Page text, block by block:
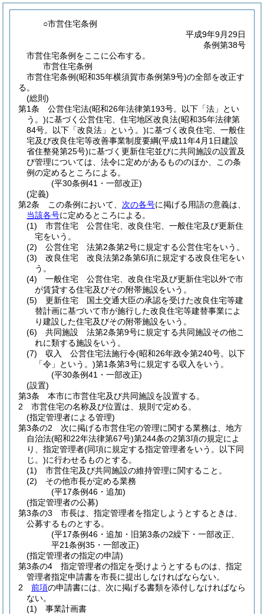
○市営住宅条例
平成9年9月29日
条例第38号
市営住宅条例をここに公布する。
市営住宅条例
市営住宅条例(昭和35年横須賀市条例第9号)の全部を改正す
る。
(総則)
第1条
公営住宅法(昭和26年法律第193号。以下「法」とい
う。)に基づく公営住宅、住宅地区改良法(昭和35年法律第
84号。以下「改良法」という。)に基づく改良住宅、一般住
宅及び改良住宅等改善事業制度要綱(平成11年4月1日建設
省住整発第25号)に基づく更新住宅並びに共同施設の設置及
び管理については、法令に定めがあるもののほか、この条
例の定めるところによる。
(平30条例41・一部改正)
(定義)
第2条
この条例において、 次の各号に掲げる用語の意義は、
当該各号に定めるところによる。
(1)
市営住宅 公営住宅、改良住宅、一般住宅及び更新住
宅をいう。
(2)
公営住宅 法第2条第2号に規定する公営住宅をいう。
(3)
改良住宅 改良法第2条第6項に規定する改良住宅をい
う。
(4)
一般住宅 公営住宅、改良住宅及び更新住宅以外で市
が賃貸する住宅及びその附帯施設をいう。
(5)
更新住宅 国土交通大臣の承認を受けた改良住宅等建
替計画に基づいて市が施行した改良住宅等建替事業によ
り建設した住宅及びその附帯施設をいう。
(6)
共同施設 法第2条第9号に規定する共同施設その他こ
れに類する施設をいう。
(7)
収入 公営住宅法施行令(昭和26年政令第240号。以下
「令」という。)第1条第3号に規定する収入をいう。
(平30条例41・一部改正)
(設置)
第3条
本市に市営住宅及び共同施設を設置する。
2
市営住宅の名称及び位置は、規則で定める。
(指定管理者による管理)
第3条の2
次に掲げる市営住宅の管理に関する業務は、地方
自治法(昭和22年法律第67号)第244条の2第3項の規定によ
り、指定管理者(同項に規定する指定管理者をいう。以下同
じ。)に行わせるものとする。
(1)
市営住宅及び共同施設の維持管理に関すること。
(2)
その他市長が定める業務
(平17条例46・追加)
(指定管理者の公募)
第3条の3
市長は、指定管理者を指定しようとするときは、
公募するものとする。
(平17条例46・追加・旧第3条の2繰下・一部改正、
平21条例35・一部改正)
(指定管理者の指定の申請)
第3条の4
指定管理者の指定を受けようとするものは、指定
管理者指定申請書を市長に提出しなければならない。
2
前項の申請書には、次に掲げる書類を添付しなければなら
ない。
(1)
事業計画書